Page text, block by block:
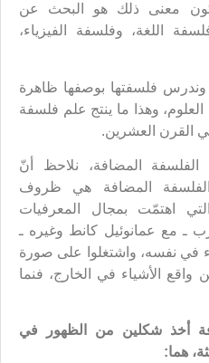
معنى ذلك هو البحث عن
اللغة، وفلسفة الفيزياء،
وندرس فلسفتها بوصفها ظاهرة
وهذا ما ينتج علم فلسفة
القرن العشرين.
المضافة، نلاحظ أنّ
المضافة هي ظروف
اهتمّت بمجال المعرفيات
ـ مع عمانوئيل كانط وغيره ـ
في نفسه، واشتغلوا على صورة
واقع الأشياء في الخارج، فنما
أخذ شكلين من الظهور في
هما: